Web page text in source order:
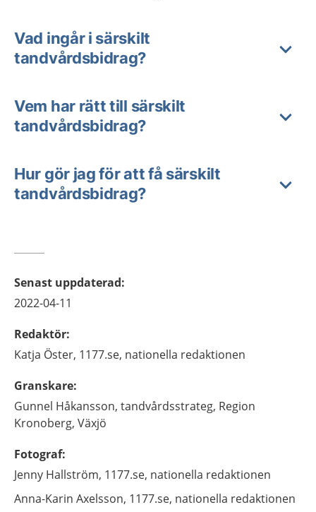
Vad ingår i särskilt
tandvårdsbidrag?
Vem har rätt till särskilt
tandvårdsbidrag?
Hur gör jag för att få särskilt
tandvårdsbidrag?
Senast uppdaterad:
2022-04-11
Redaktör:
Katja Öster, 1177.se, nationella redaktionen
Granskare:
Gunnel Håkansson, tandvårdsstrateg, Region
Kronoberg, Växjö
Fotograf:
Jenny Hallström, 1177.se, nationella redaktionen
Anna-Karin Axelsson, 1177.se, nationella redaktionen